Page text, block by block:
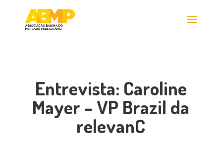
Entrevista: Caroline
Mayer – VP Brazil da
relevanC